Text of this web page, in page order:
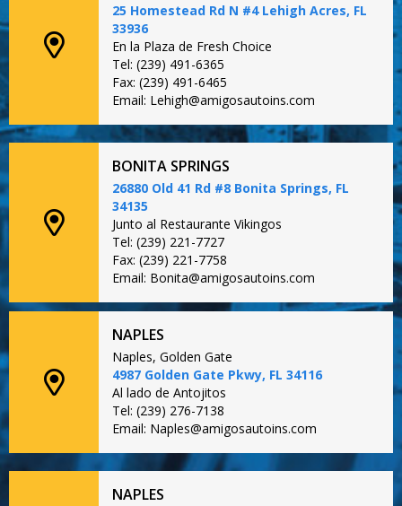
25 Homestead Rd N #4 Lehigh Acres, FL
33936
En la Plaza de Fresh Choice
Tel: (239) 491-6365
Fax: (239) 491-6465
Email: Lehigh@amigosautoins.com
BONITA SPRINGS
26880 Old 41 Rd #8 Bonita Springs, FL
34135
Junto al Restaurante Vikingos
Tel: (239) 221-7727
Fax: (239) 221-7758
Email: Bonita@amigosautoins.com
NAPLES
Naples, Golden Gate
4987 Golden Gate Pkwy, FL 34116
Al lado de Antojitos
Tel: (239) 276-7138
Email: Naples@amigosautoins.com
NAPLES